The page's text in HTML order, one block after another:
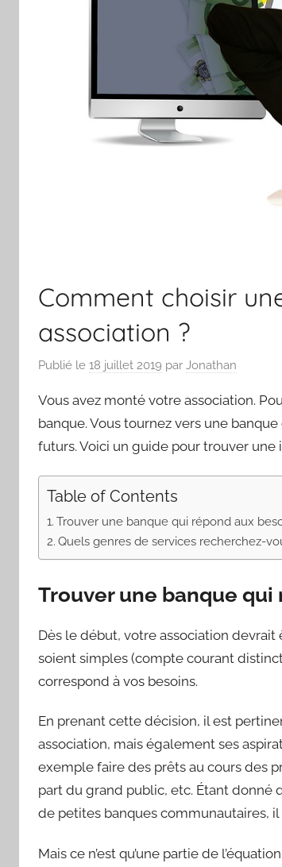
Comment choisir
association ?
Publié le 18 juillet 2019 par Jonathan
Vous avez monté votre association.
banque. Vous tournez vers une
futurs. Voici un guide pour trouver
Table of Contents
Trouver une banque qui répond aux
Quels genres de services recherchez-
Trouver une banque
Dès le début, votre association devrait
soient simples (compte courant
correspond à vos besoins.
En prenant cette décision, il est
association, mais également ses
exemple faire des prêts au cours des
part du grand public, etc. Étant donné
de petites banques communautaires,
Mais ce n’est qu’une partie de